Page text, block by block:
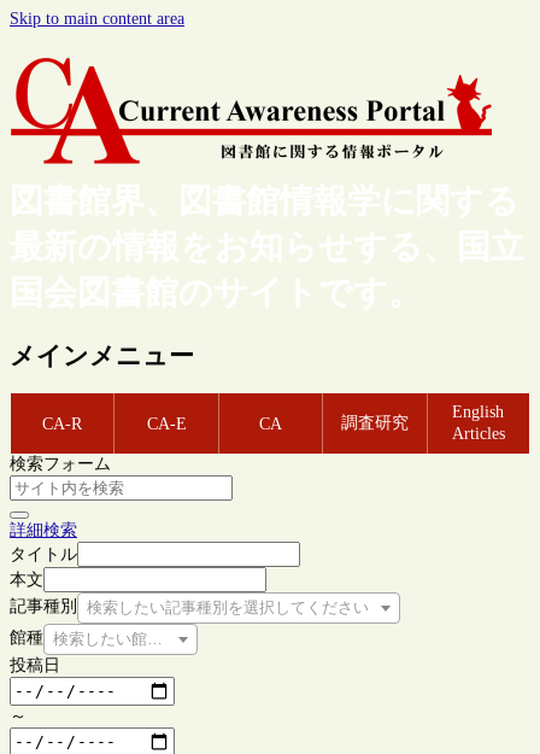
Skip to main content area
図書館界、図書館情報学に関する
最新の情報をお知らせする、国立
国会図書館のサイトです。
メインメニュー
CA-R CA-E CA 調査研究
English
Articles
検索フォーム
詳細検索
タイトル
本文
記事種別
検索したい記事種別を選択してください
館種 検索したい館種を選択してください
投稿日
～